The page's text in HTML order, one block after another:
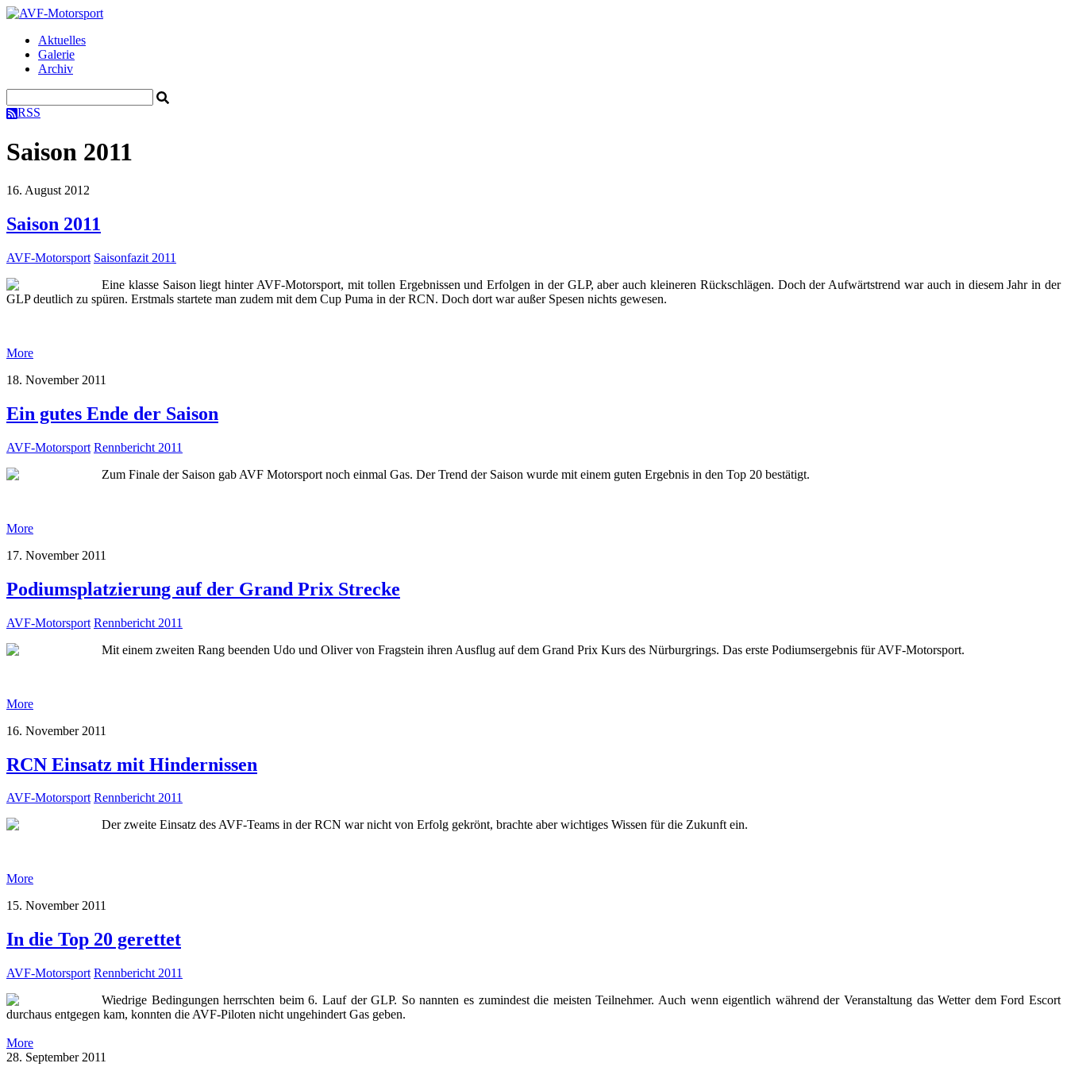
Aktuelles
Galerie
Archiv
RSS
Saison 2011
16. August 2012
Saison 2011
AVF-Motorsport Saisonfazit 2011
Eine klasse Saison liegt hinter AVF-Motorsport, mit tollen Ergebnissen und Erfolgen in der GLP, aber auch kleineren Rückschlägen. Doch der Aufwärtstrend war auch in diesem Jahr in der
GLP deutlich zu spüren. Erstmals startete man zudem mit dem Cup Puma in der RCN. Doch dort war außer Spesen nichts gewesen.
More
18. November 2011
Ein gutes Ende der Saison
AVF-Motorsport Rennbericht 2011
Zum Finale der Saison gab AVF Motorsport noch einmal Gas. Der Trend der Saison wurde mit einem guten Ergebnis in den Top 20 bestätigt.
More
17. November 2011
Podiumsplatzierung auf der Grand Prix Strecke
AVF-Motorsport Rennbericht 2011
Mit einem zweiten Rang beenden Udo und Oliver von Fragstein ihren Ausflug auf dem Grand Prix Kurs des Nürburgrings. Das erste Podiumsergebnis für AVF-Motorsport.
More
16. November 2011
RCN Einsatz mit Hindernissen
AVF-Motorsport Rennbericht 2011
Der zweite Einsatz des AVF-Teams in der RCN war nicht von Erfolg gekrönt, brachte aber wichtiges Wissen für die Zukunft ein.
More
15. November 2011
In die Top 20 gerettet
AVF-Motorsport Rennbericht 2011
Wiedrige Bedingungen herrschten beim 6. Lauf der GLP. So nannten es zumindest die meisten Teilnehmer. Auch wenn eigentlich während der Veranstaltung das Wetter dem Ford Escort
durchaus entgegen kam, konnten die AVF-Piloten nicht ungehindert Gas geben.
More
28. September 2011